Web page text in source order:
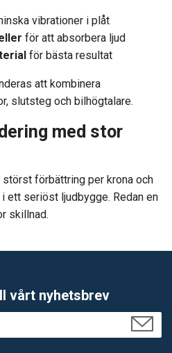
vibrationer i plåt
för att absorbera ljud
för bästa resultat
att kombinera
slutsteg och bilhögtalare.
med stor
förbättring per krona och
ett seriöst ljudbygge. Redan en
skillnad.
vårt nyhetsbrev